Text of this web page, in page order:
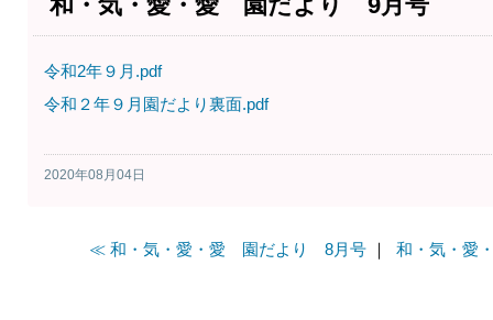
令和2年９月.pdf
令和２年９月園だより裏面.pdf
2020年08月04日
≪ 和・気・愛・愛 園だより 8月号 ｜ 和・気・